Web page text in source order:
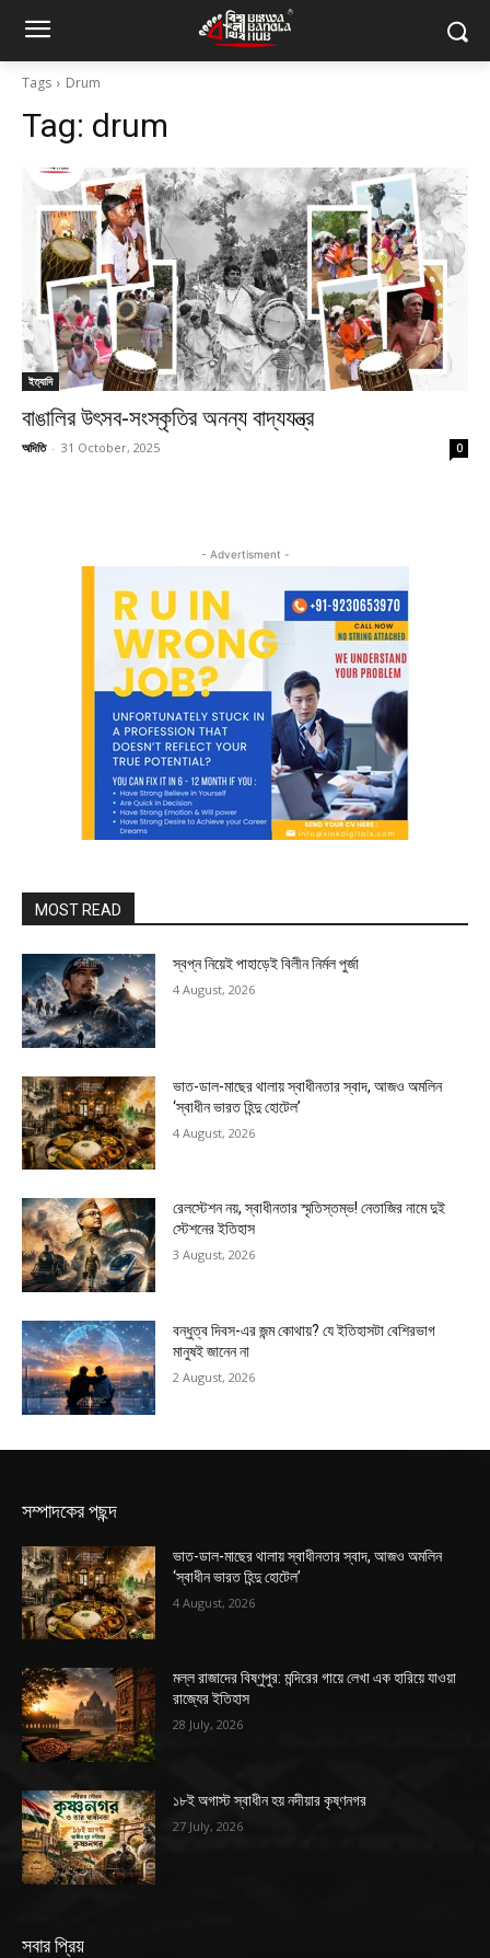
Tags Drum
Tag: drum
ইত্যাদি
বাঙালির উৎসব-সংস্কৃতির অনন্য বাদ্যযন্ত্র
অদিতি - 31 October, 2025 0
- Advertisment -
MOST READ
স্বপ্ন নিয়েই পাহাড়েই বিলীন নির্মল পুর্জা
4 August, 2026
ভাত-ডাল-মাছের থালায় স্বাধীনতার স্বাদ, আজও অমলিন
‘স্বাধীন ভারত হিন্দু হোটেল’
4 August, 2026
রেলস্টেশন নয়, স্বাধীনতার স্মৃতিস্তম্ভ! নেতাজির নামে দুই
স্টেশনের ইতিহাস
3 August, 2026
বন্ধুত্ব দিবস-এর জন্ম কোথায়? যে ইতিহাসটা বেশিরভাগ
মানুষই জানেন না
2 August, 2026
সম্পাদকের পছন্দ
ভাত-ডাল-মাছের থালায় স্বাধীনতার স্বাদ, আজও অমলিন
‘স্বাধীন ভারত হিন্দু হোটেল’
4 August, 2026
মল্ল রাজাদের বিষ্ণুপুর: মন্দিরের গায়ে লেখা এক হারিয়ে যাওয়া
রাজ্যের ইতিহাস
28 July, 2026
১৮ই অগাস্ট স্বাধীন হয় নদীয়ার কৃষ্ণনগর
27 July, 2026
সবার প্রিয়